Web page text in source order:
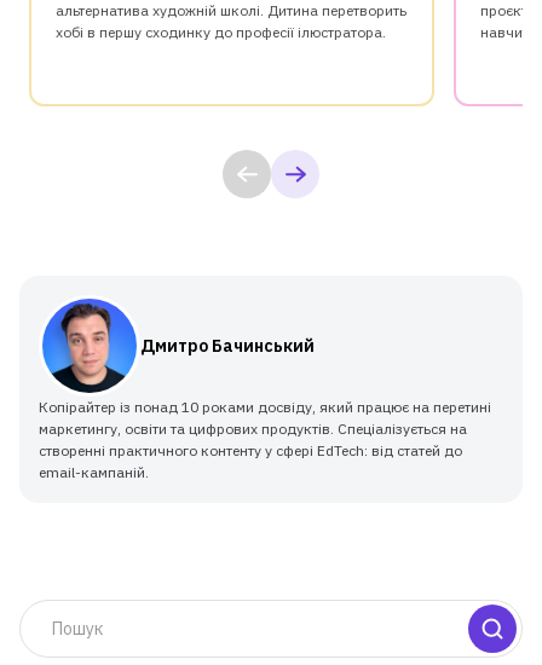
альтернатива художній школі. Дитина перетворить
хобі в першу сходинку до професії ілюстратора.
Дмитро Бачинський
Копірайтер із понад 10 роками досвіду, який працює на перетині
маркетингу, освіти та цифрових продуктів. Спеціалізується на
створенні практичного контенту у сфері EdTech: від статей до
email-кампаній.